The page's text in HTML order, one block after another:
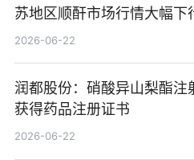
苏地区顺酐市场行情大幅下
2026-06-22
润都股份：硝酸异山梨酯注
获得药品注册证书
2026-06-22